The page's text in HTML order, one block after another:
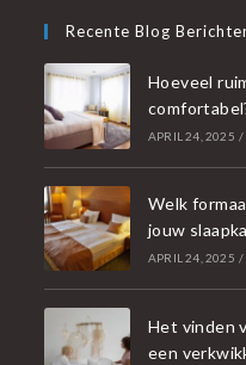
Recente Blog
Hoeveel
APRIL 24, 2025 /
Welk
jouw
APRIL 24, 2025 /
Het vinden
een